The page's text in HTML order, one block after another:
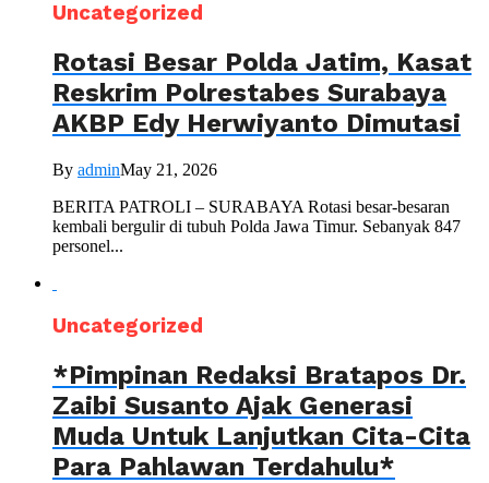
Uncategorized
Rotasi Besar Polda Jatim, Kasat
Reskrim Polrestabes Surabaya
AKBP Edy Herwiyanto Dimutasi
By adminMay 21, 2026
BERITA PATROLI – SURABAYA Rotasi besar-besaran
kembali bergulir di tubuh Polda Jawa Timur. Sebanyak 847
personel...
Uncategorized
*Pimpinan Redaksi Bratapos Dr.
Zaibi Susanto Ajak Generasi
Muda Untuk Lanjutkan Cita-Cita
Para Pahlawan Terdahulu*